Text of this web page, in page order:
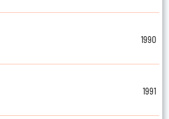
1990
1991